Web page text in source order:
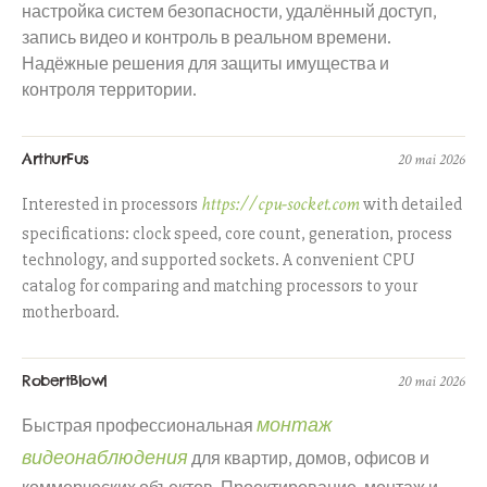
настройка систем безопасности, удалённый доступ,
запись видео и контроль в реальном времени.
Надёжные решения для защиты имущества и
контроля территории.
ArthurFus 20 mai 2026
Interested in processors https://cpu-socket.comwith detailed
specifications: clock speed, core count, generation, process
technology, and supported sockets. A convenient CPU
catalog for comparing and matching processors to your
motherboard.
RobertBlowl 20 mai 2026
Быстрая профессиональная монтаж
видеонаблюдениядля квартир, домов, офисов и